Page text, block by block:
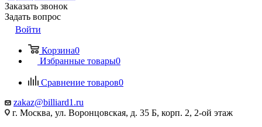
Заказать звонок
Задать вопрос
Войти
Корзина0
Избранные товары0
Сравнение товаров0
zakaz@billiard1.ru
г. Москва, ул. Воронцовская, д. 35 Б, корп. 2, 2-ой этаж